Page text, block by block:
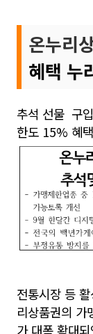
온누리
혜택 누
추석 선물 구
한도 15% 혜
전통시장 등
리상품권의 가
가 대폭 확대